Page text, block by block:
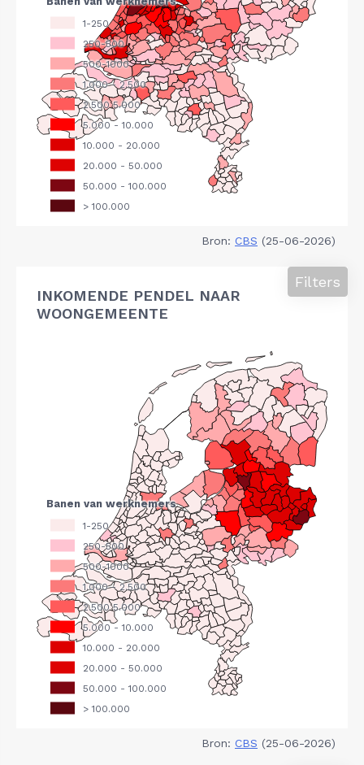
Bron: CBS (25-06-2026)
INKOMENDE PENDEL NAAR
WOONGEMEENTE
Filters
Bron: CBS (25-06-2026)